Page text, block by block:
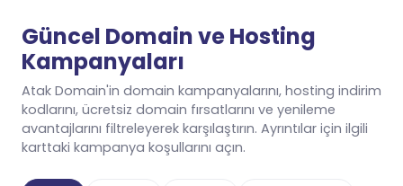
Güncel Domain ve Hosting
Kampanyaları
Atak Domain'in domain kampanyalarını, hosting indirim
kodlarını, ücretsiz domain fırsatlarını ve yenileme
avantajlarını filtreleyerek karşılaştırın. Ayrıntılar için ilgili
karttaki kampanya koşullarını açın.